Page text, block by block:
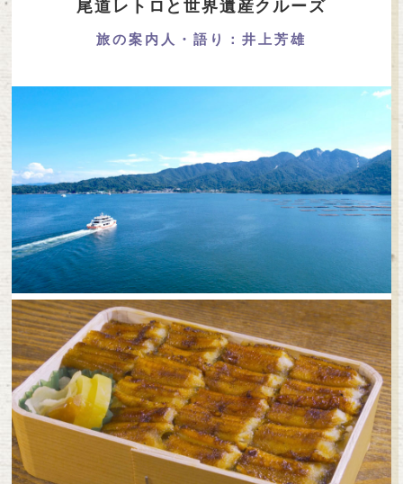
尾道レトロと世界遺産クルーズ
旅の案内人・語り：井上芳雄